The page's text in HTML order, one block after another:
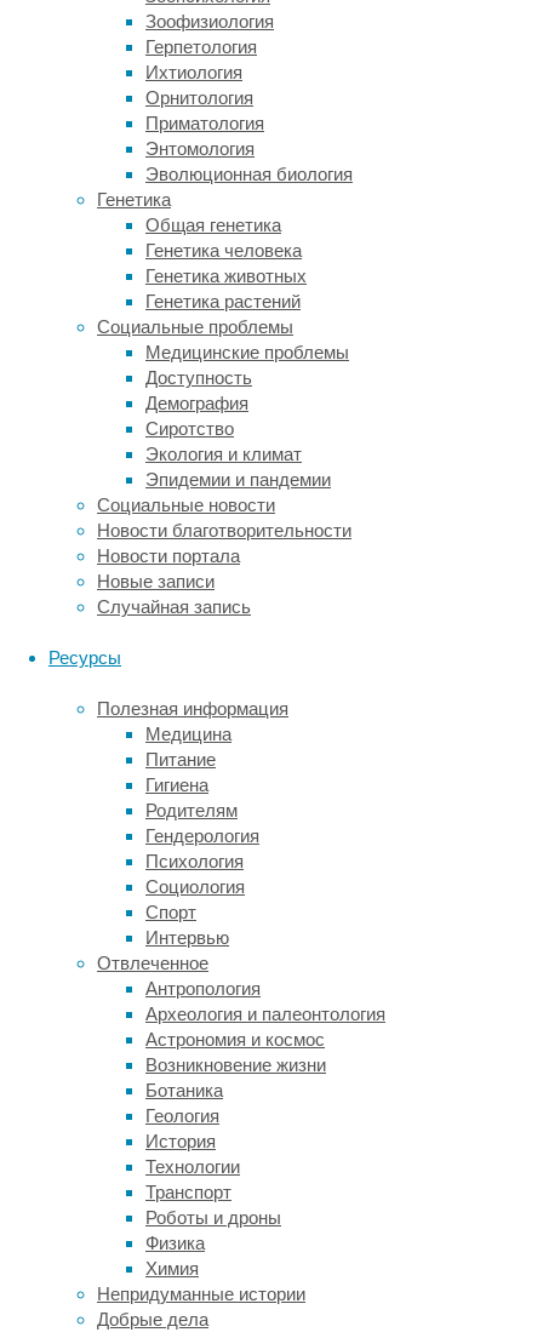
Зоофизиология
Герпетология
Ихтиология
Орнитология
Приматология
Энтомология
Эволюционная биология
Генетика
Общая генетика
Генетика человека
Генетика животных
Генетика растений
Социальные проблемы
Медицинские проблемы
Доступность
Демография
Сиротство
Экология и климат
Эпидемии и пандемии
Социальные новости
Новости благотворительности
Новости портала
Новые записи
Случайная запись
Ресурсы
Полезная информация
Медицина
Питание
Гигиена
Родителям
Гендерология
Психология
Социология
Спорт
Интервью
Отвлеченное
Антропология
Археология и палеонтология
Астрономия и космос
Возникновение жизни
Ботаника
Геология
История
Технологии
Транспорт
Роботы и дроны
Физика
Химия
Непридуманные истории
Добрые дела
следующее:
Колорит
внешности,
определяющий
наиболее
выигрышную
палитру
в
одежде
и
макияже.
Особенности
анатомического
строения
фигуры
для
грамотной
коррекции
силуэта
с
помощью
линий
и
фактур.
диктует
выбор
идеальной
стрижки,
укладки
и
геометрии
аксессуаров.
Психотип
и
образ
жизни
человека,
чтобы
создаваемый
визуальный
образ
гармонировал
с
его
внутренним
состоянием
и
родом
деятельности.